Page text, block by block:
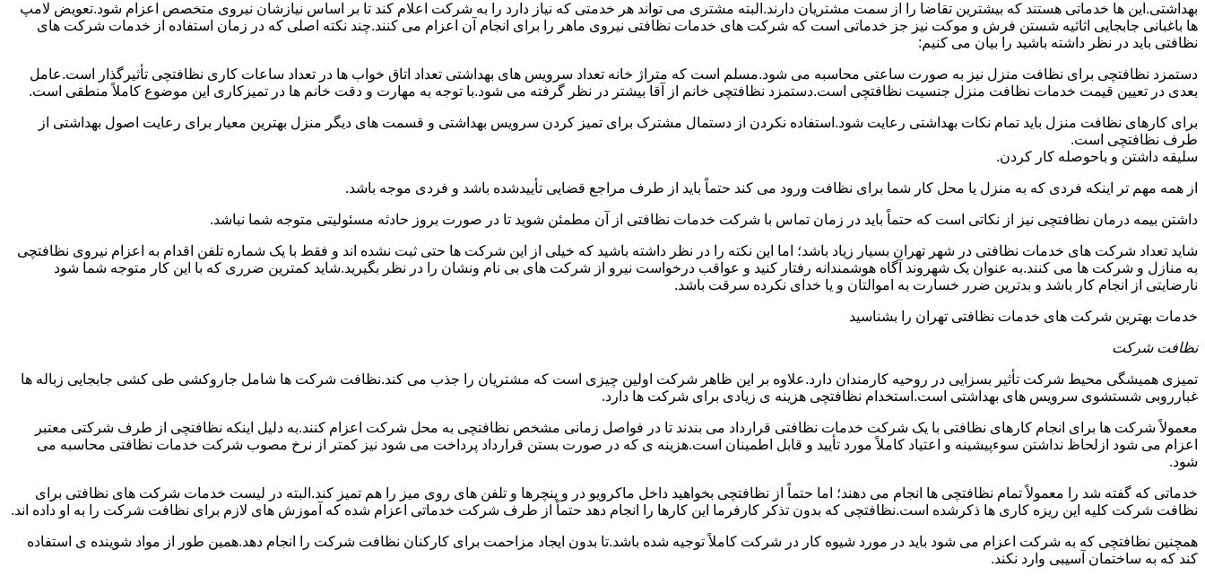
بهداشتی.این ها خدماتی هستند که بیشترین تقاضا را از سمت مشتریان دارند.البته مشتری می تواند هر خدمتی که نیاز دارد را به شرکت اعلام کند تا بر اساس نیازشان نیروی متخصص اعزام شود.تعویض لامپ
ها باغبانی جابجایی اثاثیه شستن فرش و موکت نیز جز خدماتی است که شرکت های خدمات نظافتی نیروی ماهر را برای انجام آن اعزام می کنند.چند نکته اصلی که در زمان استفاده از خدمات شرکت های
نظافتی باید در نظر داشته باشید را بیان می کنیم:
دستمزد نظافتچی برای نظافت منزل نیز به صورت ساعتی محاسبه می شود.مسلم است که متراژ خانه تعداد سرویس های بهداشتی تعداد اتاق خواب ها در تعداد ساعات کاری نظافتچی تأثیرگذار است.عامل
بعدی در تعیین قیمت خدمات نظافت منزل جنسیت نظافتچی است.دستمزد نظافتچی خانم از آقا بیشتر در نظر گرفته می شود.با توجه به مهارت و دقت خانم ها در تمیزکاری این موضوع کاملاً منطقی است.
برای کارهای نظافت منزل باید تمام نکات بهداشتی رعایت شود.استفاده نکردن از دستمال مشترک برای تمیز کردن سرویس بهداشتی و قسمت های دیگر منزل بهترین معیار برای رعایت اصول بهداشتی از
طرف نظافتچی است.
سلیقه داشتن و باحوصله کار کردن.
از همه مهم تر اینکه فردی که به منزل یا محل کار شما برای نظافت ورود می کند حتماً باید از طرف مراجع قضایی تأییدشده باشد و فردی موجه باشد.
داشتن بیمه درمان نظافتچی نیز از نکاتی است که حتماً باید در زمان تماس با شرکت خدمات نظافتی از آن مطمئن شوید تا در صورت بروز حادثه مسئولیتی متوجه شما نباشد.
شاید تعداد شرکت های خدمات نظافتی در شهر تهران بسیار زیاد باشد؛ اما این نکته را در نظر داشته باشید که خیلی از این شرکت ها حتی ثبت نشده اند و فقط با یک شماره تلفن اقدام به اعزام نیروی نظافتچی
به منازل و شرکت ها می کنند.به عنوان یک شهروند آگاه هوشمندانه رفتار کنید و عواقب درخواست نیرو از شرکت های بی نام ونشان را در نظر بگیرید.شاید کمترین ضرری که با این کار متوجه شما شود
نارضایتی از انجام کار باشد و بدترین ضرر خسارت به اموالتان و یا خدای نکرده سرقت باشد.
خدمات بهترین شرکت های خدمات نظافتی تهران را بشناسید
نظافت شرکت
تمیزی همیشگی محیط شرکت تأثیر بسزایی در روحیه کارمندان دارد.علاوه بر این ظاهر شرکت اولین چیزی است که مشتریان را جذب می کند.نظافت شرکت ها شامل جاروکشی طی کشی جابجایی زباله ها
غبارروبی شستشوی سرویس های بهداشتی است.استخدام نظافتچی هزینه ی زیادی برای شرکت ها دارد.
معمولاً شرکت ها برای انجام کارهای نظافتی با یک شرکت خدمات نظافتی قرارداد می بندند تا در فواصل زمانی مشخص نظافتچی به محل شرکت اعزام کنند.به دلیل اینکه نظافتچی از طرف شرکتی معتبر
اعزام می شود ازلحاظ نداشتن سوءپیشینه و اعتیاد کاملاً مورد تأیید و قابل اطمینان است.هزینه ی که در صورت بستن قرارداد پرداخت می شود نیز کمتر از نرخ مصوب شرکت خدمات نظافتی محاسبه می
شود.
خدماتی که گفته شد را معمولاً تمام نظافتچی ها انجام می دهند؛ اما حتماً از نظافتچی بخواهید داخل ماکرویو در و پنچرها و تلفن های روی میز را هم تمیز کند.البته در لیست خدمات شرکت های نظافتی برای
نظافت شرکت کلیه این ریزه کاری ها ذکرشده است.نظافتچی که بدون تذکر کارفرما این کارها را انجام دهد حتماً از طرف شرکت خدماتی اعزام شده که آموزش های لازم برای نظافت شرکت را به او داده اند.
همچنین نظافتچی که به شرکت اعزام می شود باید در مورد شیوه کار در شرکت کاملاً توجیه شده باشد.تا بدون ایجاد مزاحمت برای کارکنان نظافت شرکت را انجام دهد.همین طور از مواد شوینده ی استفاده
کند که به ساختمان آسیبی وارد نکند.